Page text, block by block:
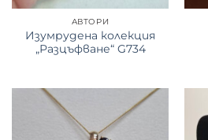
АВТОРИ
Изумрудена колекция
„Разцъфване“ G734